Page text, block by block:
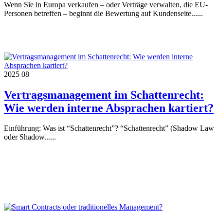
Wenn Sie in Europa verkaufen – oder Verträge verwalten, die EU-
Personen betreffen – beginnt die Bewertung auf Kundenseite......
2025 08
Vertragsmanagement im Schattenrecht:
Wie werden interne Absprachen kartiert?
Einführung: Was ist “Schattenrecht”? “Schattenrecht” (Shadow Law
oder Shadow......